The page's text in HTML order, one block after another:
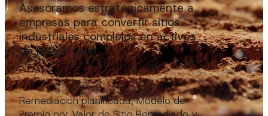
Asesoramos estratégicamente a
empresas para convertir sitios
industriales complejos en activos
de mayor valor
Remediación planificada, Modelo de